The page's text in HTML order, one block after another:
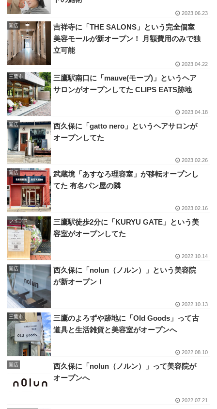
2023.06.23
開店
吉祥寺に「THE SALONS」という完全個室
美容モールが新オープン！ 月額費用のみで独
立可能
2023.04.22
三鷹市
三鷹駅南口に「mauve(モーブ)」というヘア
サロンがオープンしてた CLIPS EATS跡地
2023.04.18
開店
西久保に「gatto nero」というヘアサロンが
オープンしてた
2023.02.26
開店
武蔵境「あすなろ理容室」が移転オープンし
てた 有名パン屋の隣
2023.02.16
ライフスタイル
三鷹駅徒歩2分に「KURYU GATE」という美
容室がオープンしてた
2022.10.14
開店
西久保に「nolun（ノルン）」という美容院
が新オープン！
2022.10.13
三鷹市
三鷹のよろずや跡地に「Old Goods」って古
道具と生活雑貨と美容室がオープンへ
2022.08.10
開店
西久保に「nolun（ノルン）」って美容院が
オープンへ
2022.07.21